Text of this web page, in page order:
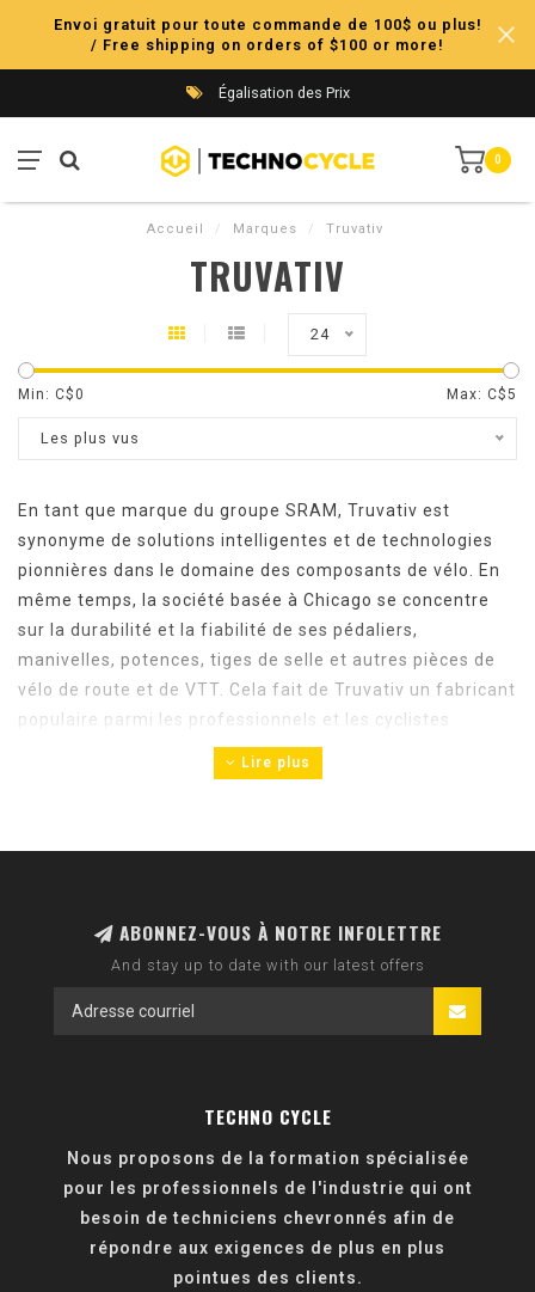
Envoi gratuit pour toute commande de 100$ ou plus!
/ Free shipping on orders of $100 or more!
Égalisation des Prix
0
Accueil / Marques / Truvativ
TRUVATIV
24
Min: C$0 Max: C$5
Les plus vus
En tant que marque du groupe SRAM, Truvativ est
synonyme de solutions intelligentes et de technologies
pionnières dans le domaine des composants de vélo. En
même temps, la société basée à Chicago se concentre
sur la durabilité et la fiabilité de ses pédaliers,
manivelles, potences, tiges de selle et autres pièces de
vélo de route et de VTT. Cela fait de Truvativ un fabricant
populaire parmi les professionnels et les cyclistes
amateurs et une véritable alternative aux grands noms
de l'industrie. En effet, lorsqu'il s'agit de performances,
Lire plus
ABONNEZ-VOUS À NOTRE INFOLETTRE
And stay up to date with our latest offers
TECHNO CYCLE
Nous proposons de la formation spécialisée
pour les professionnels de l'industrie qui ont
besoin de techniciens chevronnés afin de
répondre aux exigences de plus en plus
pointues des clients.